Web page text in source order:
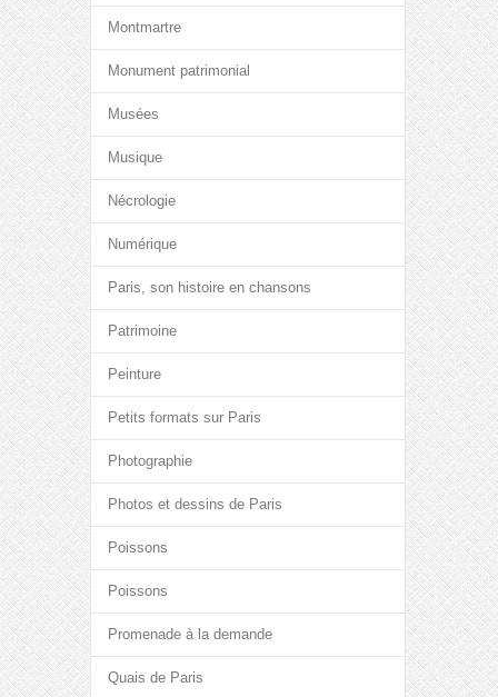
Montmartre
Monument patrimonial
Musées
Musique
Nécrologie
Numérique
Paris, son histoire en chansons
Patrimoine
Peinture
Petits formats sur Paris
Photographie
Photos et dessins de Paris
Poissons
Poissons
Promenade à la demande
Quais de Paris